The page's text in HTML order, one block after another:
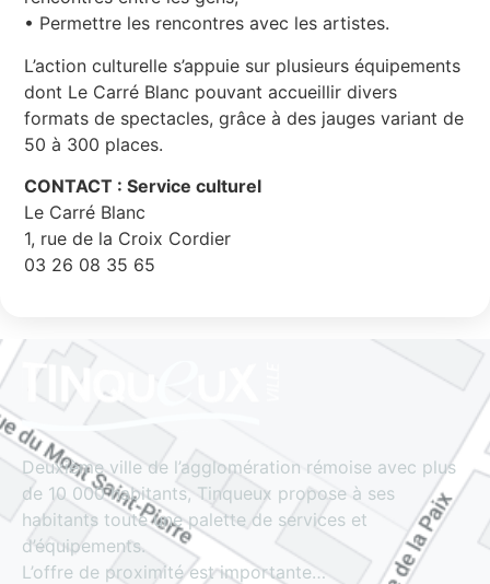
• Permettre les rencontres avec les artistes.
L’action culturelle s’appuie sur plusieurs équipements
dont Le Carré Blanc pouvant accueillir divers
formats de spectacles, grâce à des jauges variant de
50 à 300 places.
CONTACT : Service culturel
Le Carré Blanc
1, rue de la Croix Cordier
03 26 08 35 65
Deuxième ville de l’agglomération rémoise avec plus
de 10 000 habitants, Tinqueux propose à ses
habitants toute une palette de services et
d’équipements.
L’offre de proximité est importante…